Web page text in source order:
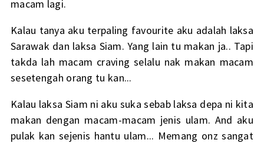
macam lagi.
Kalau tanya aku terpaling favourite aku adalah laksa
Sarawak dan laksa Siam. Yang lain tu makan ja.. Tapi
takda lah macam craving selalu nak makan macam
sesetengah orang tu kan...
Kalau laksa Siam ni aku suka sebab laksa depa ni kita
makan dengan macam-macam jenis ulam. And aku
pulak kan sejenis hantu ulam... Memang onz sangat